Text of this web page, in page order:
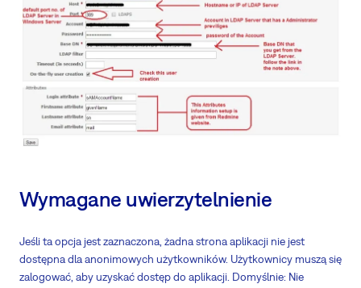
Wymagane uwierzytelnienie
Jeśli ta opcja jest zaznaczona, żadna strona aplikacji nie jest
dostępna dla anonimowych użytkowników. Użytkownicy muszą się
zalogować, aby uzyskać dostęp do aplikacji. Domyślnie: Nie